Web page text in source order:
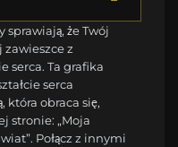
że Twój
z
serca. Ta grafika
serca
która obraca się,
stronie: „Moja
Połącz z innymi